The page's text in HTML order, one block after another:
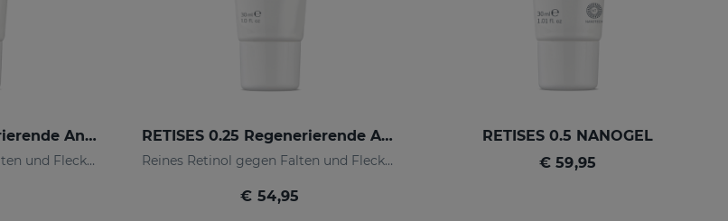
RETISES 0.5 Regenerierende Anti-Falten-Creme
Reines Retinol gegen Falten und Flecken
RETISES 0.25 Regenerierende Anti-Falten-Creme
Reines Retinol gegen Falten und Flecken
€ 54,95
RETISES 0.5 NANOGEL
€ 59,95